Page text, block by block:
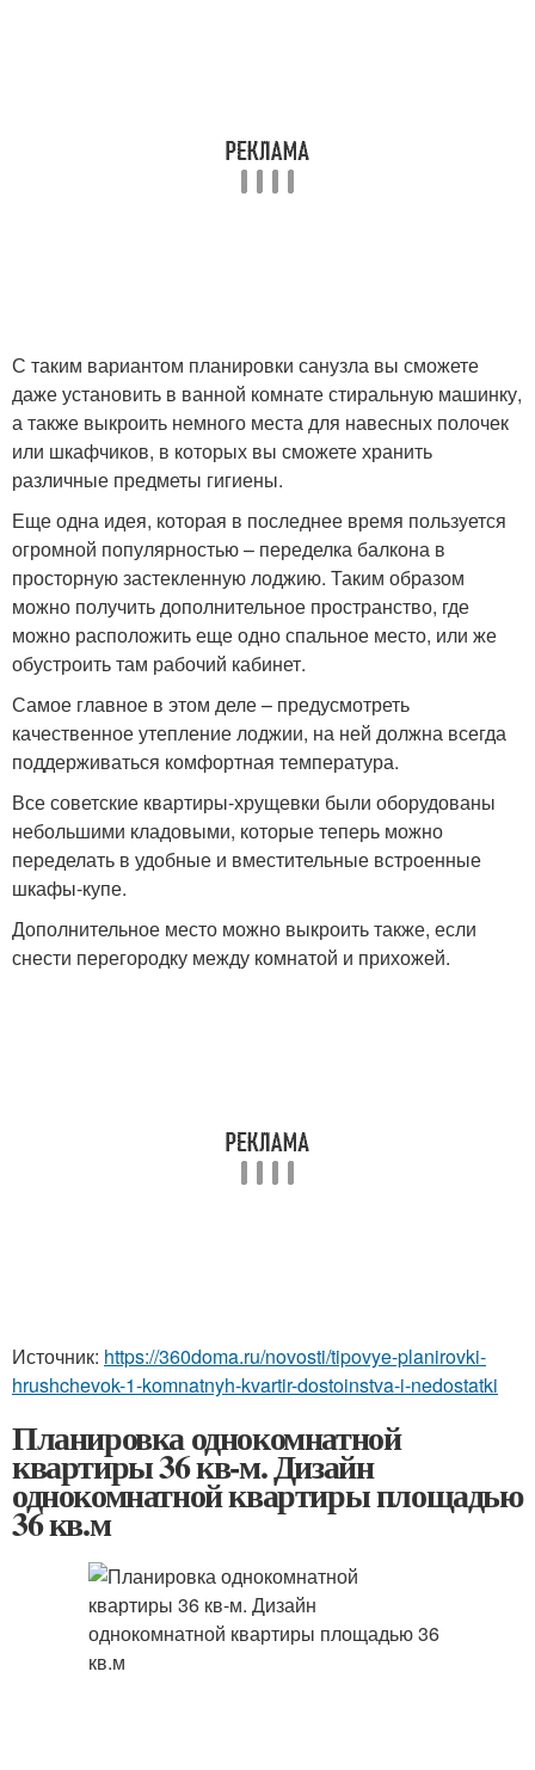
С таким вариантом планировки санузла вы сможете
даже установить в ванной комнате стиральную машинку,
а также выкроить немного места для навесных полочек
или шкафчиков, в которых вы сможете хранить
различные предметы гигиены.
Еще одна идея, которая в последнее время пользуется
огромной популярностью – переделка балкона в
просторную застекленную лоджию. Таким образом
можно получить дополнительное пространство, где
можно расположить еще одно спальное место, или же
обустроить там рабочий кабинет.
Самое главное в этом деле – предусмотреть
качественное утепление лоджии, на ней должна всегда
поддерживаться комфортная температура.
Все советские квартиры-хрущевки были оборудованы
небольшими кладовыми, которые теперь можно
переделать в удобные и вместительные встроенные
шкафы-купе.
Дополнительное место можно выкроить также, если
снести перегородку между комнатой и прихожей.
Источник: https://360doma.ru/novosti/tipovye-planirovki-
hrushchevok-1-komnatnyh-kvartir-dostoinstva-i-nedostatki
Планировка однокомнатной
квартиры 36 кв-м. Дизайн
однокомнатной квартиры площадью
36 кв.м